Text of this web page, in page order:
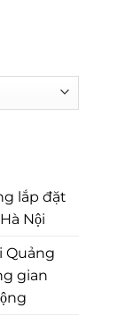
lắp đặt
Nội
Quảng
gian